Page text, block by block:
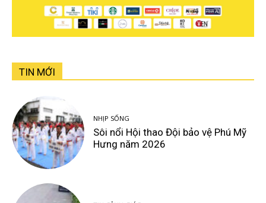
TIN MỚI
NHỊP SỐNG
Sôi nổi Hội thao Đội bảo vệ Phú Mỹ
Hưng năm 2026